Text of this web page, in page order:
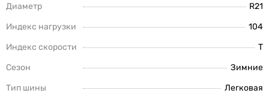
Диаметр
R21
Индекс нагрузки
104
Индекс скорости
T
Сезон
Зимние
Тип шины
Легковая